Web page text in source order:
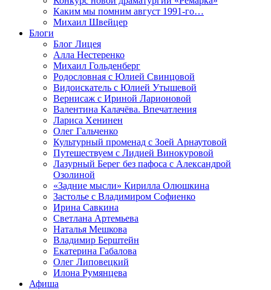
Каким мы помним август 1991-го…
Михаил Швейцер
Блоги
Блог Лицея
Алла Нестеренко
Михаил Гольденберг
Родословная с Юлией Свинцовой
Видоискатель с Юлией Утышевой
Вернисаж с Ириной Ларионовой
Валентина Калачёва. Впечатления
Лариса Хенинен
Олег Гальченко
Культурный променад с Зоей Арнаутовой
Путешествуем с Лидией Винокуровой
Лазурный Берег без пафоса с Александрой
Озолиной
«Задние мысли» Кирилла Олюшкина
Застолье с Владимиром Софиенко
Ирина Савкина
Светлана Артемьева
Наталья Мешкова
Владимир Берштейн
Екатерина Габалова
Олег Липовецкий
Илона Румянцева
Афиша